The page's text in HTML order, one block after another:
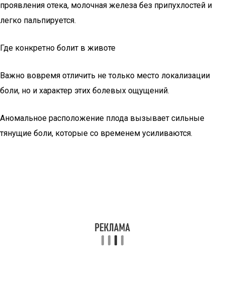
проявления отека, молочная железа без припухлостей и
легко пальпируется.
Где конкретно болит в животе
Важно вовремя отличить не только место локализации
боли, но и характер этих болевых ощущений.
Аномальное расположение плода вызывает сильные
тянущие боли, которые со временем усиливаются.